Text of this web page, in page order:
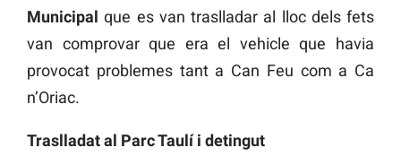
Municipal que es van traslladar al lloc dels fets
van comprovar que era el vehicle que havia
provocat problemes tant a Can Feu com a Ca
n’Oriac.
Traslladat al Parc Taulí i detingut